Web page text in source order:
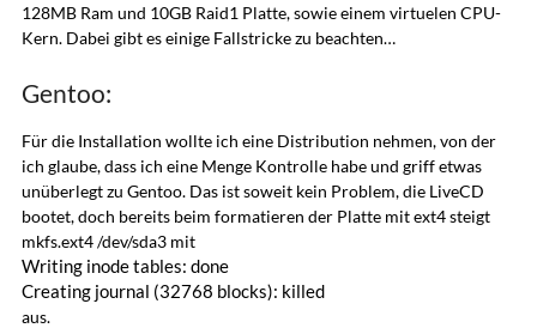
128MB Ram und 10GB Raid1 Platte, sowie einem virtuelen CPU-
Kern. Dabei gibt es einige Fallstricke zu beachten…
Gentoo:
Für die Installation wollte ich eine Distribution nehmen, von der
ich glaube, dass ich eine Menge Kontrolle habe und griff etwas
unüberlegt zu Gentoo. Das ist soweit kein Problem, die LiveCD
bootet, doch bereits beim formatieren der Platte mit ext4 steigt
mkfs.ext4 /dev/sda3 mit
Writing inode tables: done
Creating journal (32768 blocks): killed
aus.